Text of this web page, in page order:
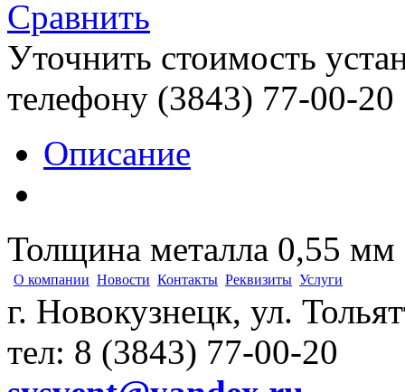
Сравнить
Уточнить стоимость
телефону (3843) 77-00-20
Описание
Толщина металла 0,55 мм
О компании Новости Контакты Реквизиты Услуги
г. Новокузнецк, ул.
тел: 8 (3843) 77-00-20